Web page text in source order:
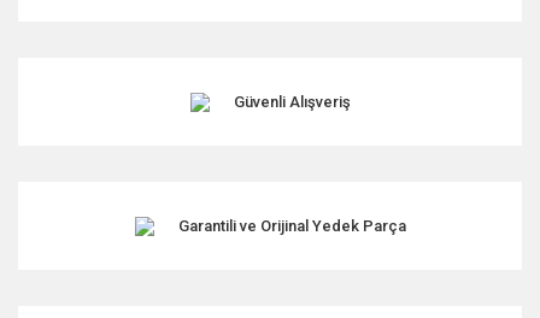
Ürün fiyatı diğer sitelerden daha pahalı.
Güvenli Alışveriş
Garantili ve Orijinal Yedek Parça